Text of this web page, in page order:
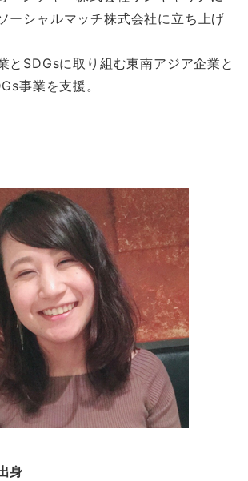
ーシャルマッチ株式会社に立ち上げ
とSDGsに取り組む東南アジア企業と
事業を支援。
身